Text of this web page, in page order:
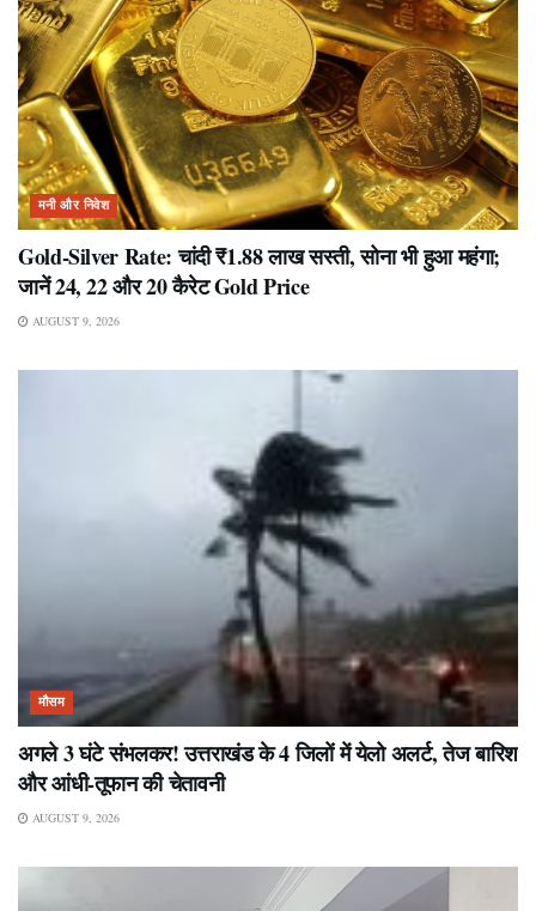
मनी और निवेश
Gold-Silver Rate: चांदी ₹1.88 लाख सस्ती, सोना भी हुआ महंगा;
जानें 24, 22 और 20 कैरेट Gold Price
AUGUST 9, 2026
मौसम
अगले 3 घंटे संभलकर! उत्तराखंड के 4 जिलों में येलो अलर्ट, तेज बारिश
और आंधी-तूफान की चेतावनी
AUGUST 9, 2026